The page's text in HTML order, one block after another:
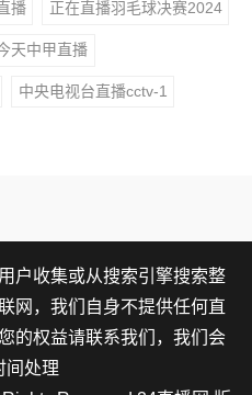
播 正在直播羽毛球决赛2024
天中甲直播
中央电视台直播cctv-1
户收集或从搜索引擎搜索整
网，我们自身不提供任何直
的权益请联系我们，我们会
间处理